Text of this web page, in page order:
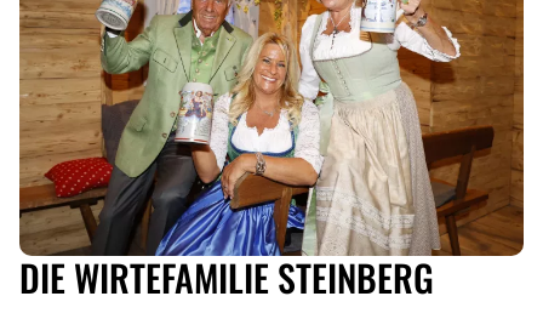
DIE WIRTEFAMILIE STEINBERG